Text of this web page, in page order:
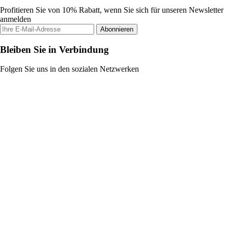
Profitieren Sie von 10% Rabatt, wenn Sie sich für unseren Newsletter
anmelden
Abonnieren
Bleiben Sie in Verbindung
Folgen Sie uns in den sozialen Netzwerken